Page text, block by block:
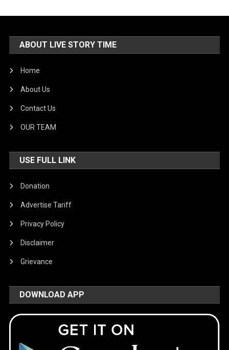
ABOUT LIVE STORY TIME
Home
About Us
Contact Us
OUR TEAM
USE FULL LINK
Donation
Advertise Tariff
Privacy Policy
Disclaimer
Grievance
DOWNLOAD APP